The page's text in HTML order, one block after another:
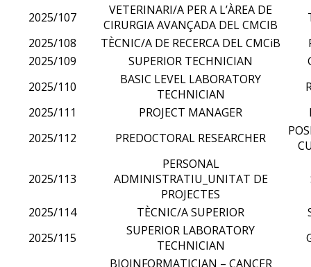
2025/107
VETERINARI/A PER A L’ÀREA DE
CIRURGIA AVANÇADA DEL CMCIB
2025/108
TÈCNIC/A DE RECERCA DEL CMCiB
2025/109
SUPERIOR TECHNICIAN
2025/110
BASIC LEVEL LABORATORY
TECHNICIAN
2025/111
PROJECT MANAGER
2025/112
PREDOCTORAL RESEARCHER
2025/113
PERSONAL
ADMINISTRATIU_UNITAT DE
PROJECTES
2025/114 TÈCNIC/A SUPERIOR
2025/115
SUPERIOR LABORATORY
TECHNICIAN
BIOINFORMATICIAN – CANCER